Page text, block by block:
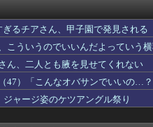
前の版権キャラ最後の敵ってちょ
る六人衆ｗｗｗｗｗｗｗｗｗ
セール！全3巻「1,584円」→「
減するも総売上高は12兆超え、黒
の姓は250、日本は30万…歴史的背
廃止、「県が何をするねん？」と
」 スマホ『イケボなんかなぁ…(ゲ
ぎるチアさん、甲子園で発見される
こういうのでいいんだよっていう横
ん、二人とも腋を見せてくれない
47）「こんなオバサンでいいの…？
ジャージ姿のケツアングル祭り